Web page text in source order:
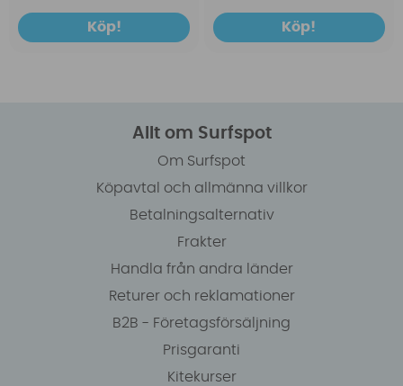
Köp! Köp!
Allt om Surfspot
Om Surfspot
Köpavtal och allmänna villkor
Betalningsalternativ
Frakter
Handla från andra länder
Returer och reklamationer
B2B - Företagsförsäljning
Prisgaranti
Kitekurser